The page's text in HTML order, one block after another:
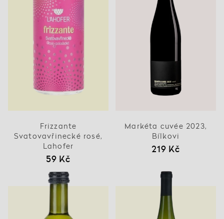
Frizzante
Svatovavřinecké rosé,
Lahofer
59 Kč
Markéta cuvée 2023,
Bílkovi
219 Kč